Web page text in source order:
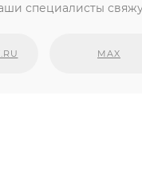
специалисты
MAX